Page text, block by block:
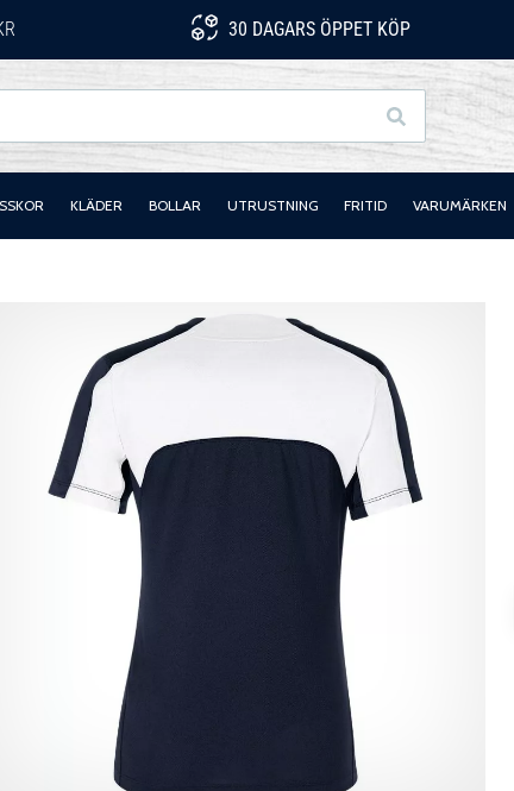
30 DAGARS ÖPPET KÖP
KLÄDER BOLLAR UTRUSTNING FRITID VARUMÄRKEN